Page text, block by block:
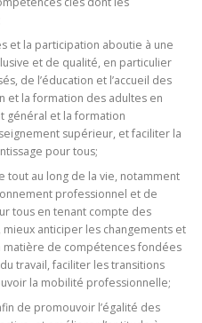
et la participation aboutie à une
et de qualité, en particulier
de l’éducation et l’accueil des
et la formation des adultes en
général et la formation
supérieur, et faciliter la
pour tous;
tout au long de la vie, notamment
professionnel et de
tous en tenant compte des
anticiper les changements et
matière de compétences fondées
travail, faciliter les transitions
la mobilité professionnelle;
de promouvoir l’égalité des